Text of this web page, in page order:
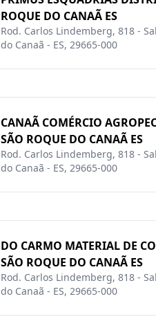
ROQUE DO CANAÃ ES
Rod. Carlos Lindemberg, 818 -
do Canaã - ES, 29665-000
CANAÃ COMÉRCIO
SÃO ROQUE DO CANAÃ ES
Rod. Carlos Lindemberg, 818 -
do Canaã - ES, 29665-000
DO CARMO MATERIAL DE
SÃO ROQUE DO CANAÃ ES
Rod. Carlos Lindemberg, 818 -
do Canaã - ES, 29665-000